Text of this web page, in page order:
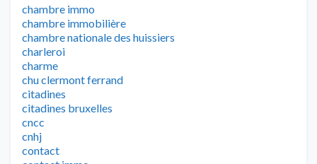
chambre immo
chambre immobilière
chambre nationale des huissiers
charleroi
charme
chu clermont ferrand
citadines
citadines bruxelles
cncc
cnhj
contact